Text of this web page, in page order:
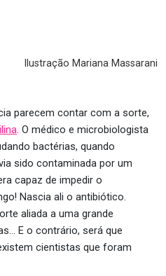
Ilustração Mariana Massarani
parecem contar com a sorte,
. O médico e microbiologista
bactérias, quando
sido contaminada por um
capaz de impedir o
Nascia ali o antibiótico.
aliada a uma grande
E o contrário, será que
cientistas que foram